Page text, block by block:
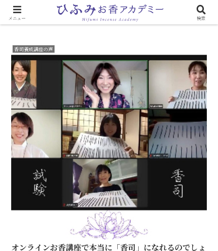
心と体に効く「お香のある生活」
香司養成講座の声
オンラインお香講座で本当に「香司」になれるのでしょ
メニュー 検索